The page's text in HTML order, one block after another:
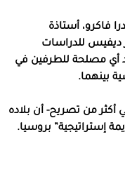
فاكرو، أستاذة
ديفيس للدراسات
أي مصلحة للطرفين في
بينهما.
أكثر من تصريح- أن بلاده
إستراتيجية” بروسيا.